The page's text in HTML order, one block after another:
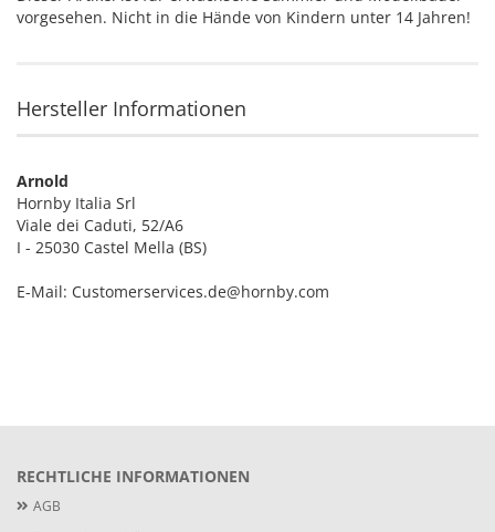
vorgesehen. Nicht in die Hände von Kindern unter 14 Jahren!
Hersteller Informationen
Arnold
Hornby Italia Srl
Viale dei Caduti, 52/A6
I - 25030 Castel Mella (BS)
E-Mail: Customerservices.de@hornby.com
RECHTLICHE INFORMATIONEN
AGB